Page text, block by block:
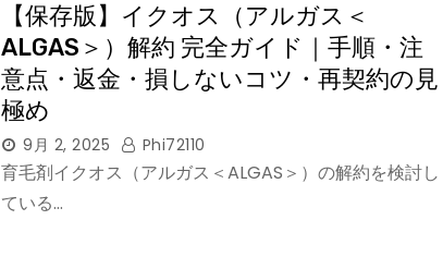
【保存版】イクオス（アルガス＜
ALGAS＞）解約 完全ガイド｜手順・注
意点・返金・損しないコツ・再契約の見
極め
9月 2, 2025 Phi72110
育毛剤イクオス（アルガス＜ALGAS＞）の解約を検討し
ている…